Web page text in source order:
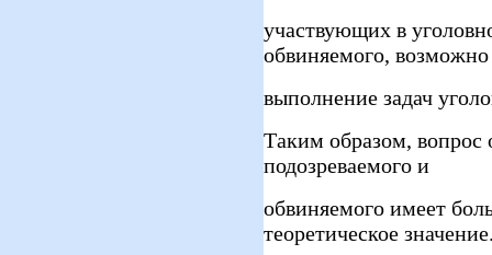
участвующих в
обвиняемого, возможно
выполнение задач
Таким образом,
подозреваемого и
обвиняемого имеет
теоретическое